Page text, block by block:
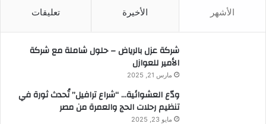
الأشهر الأخيرة تعليقات
شركة عزل بالرياض – حلول شاملة مع شركة
الأمير للعوازل
مارس 21, 2025
ودّع العشوائية… “شراع ترافيل” تُحدث ثورة في
تنظيم رحلات الحج والعمرة من مصر
مايو 23, 2025